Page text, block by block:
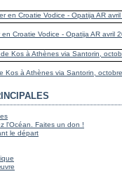
en Croatie Vodice - Opatija AR avril
Kos à Athènes via Santorin,
l'Océan. Faites un don !
le départ